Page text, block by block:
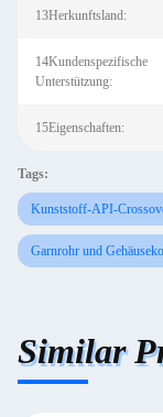
13Herkunftsland:
14Kundenspezifische
Unterstützung:
15Eigenschaften:
Tags:
Kunststoff-API-
Garnrohr und
Similar